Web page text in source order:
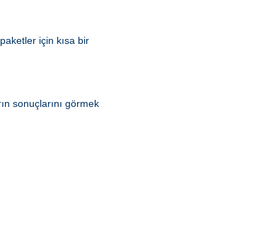
için kısa bir
sonuçlarını görmek